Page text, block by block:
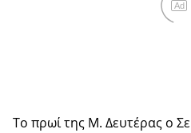
Ad
Το πρωί της Μ. Δευτέρας ο